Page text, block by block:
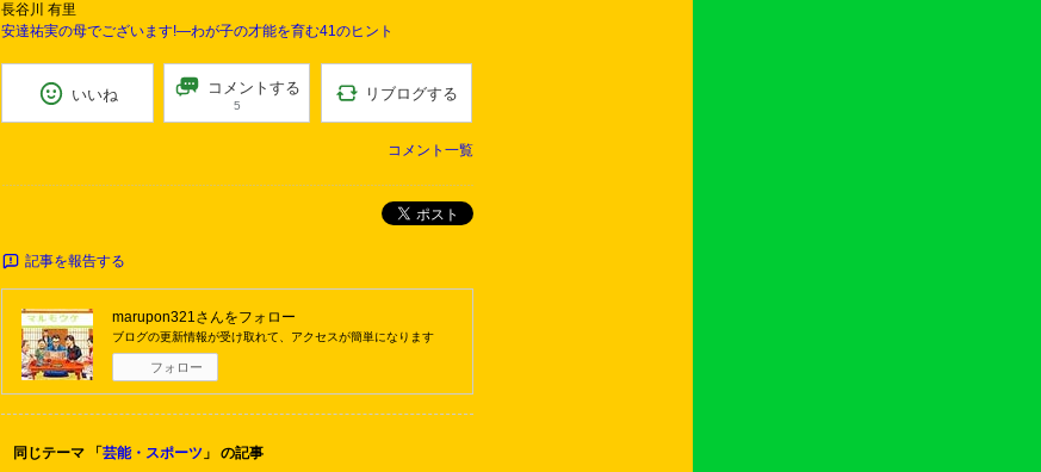
長谷川 有里
安達祐実の母でございます!―わが子の才能を育む41のヒント
いいね コメントする
5
リブログする
コメント一覧
ポスト
記事を報告する
marupon321さんをフォロー
ブログの更新情報が受け取れて、アクセスが簡単になります
フォロー
同じテーマ 「 芸能・スポーツ 」 の記事